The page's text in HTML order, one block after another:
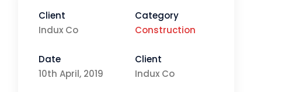
Client
Indux Co
Category
Construction
Date
10th April, 2019
Client
Indux Co